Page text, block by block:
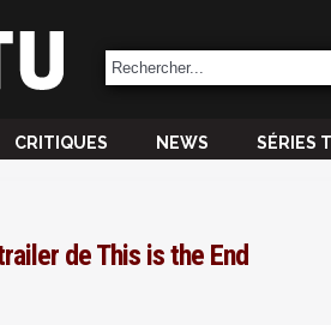
CRITIQUES NEWS SÉRIES
de This is the End